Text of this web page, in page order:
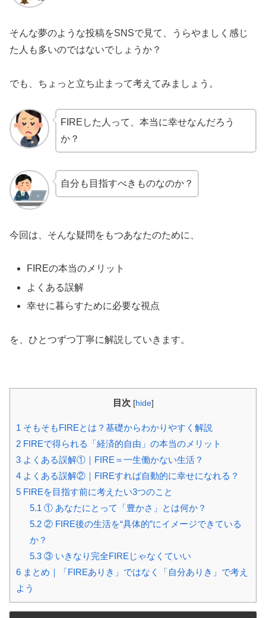
そんな夢のような投稿をSNSで見て、うらやましく感じ
た人も多いのではないでしょうか？
でも、ちょっと立ち止まって考えてみましょう。
FIREした人って、本当に幸せなんだろう
か？
自分も目指すべきものなのか？
今回は、そんな疑問をもつあなたのために、
FIREの本当のメリット
よくある誤解
幸せに暮らすために必要な視点
を、ひとつずつ丁寧に解説していきます。
目次 [hide]
1 そもそもFIREとは？基礎からわかりやすく解説
2 FIREで得られる「経済的自由」の本当のメリット
3 よくある誤解①｜FIRE＝一生働かない生活？
4 よくある誤解②｜FIREすれば自動的に幸せになれる？
5 FIREを目指す前に考えたい3つのこと
5.1 ① あなたにとって「豊かさ」とは何か？
5.2② FIRE後の生活を“具体的”にイメージできている
か？
5.3③ いきなり完全FIREじゃなくていい
6 まとめ｜「FIREありき」ではなく「自分ありき」で考え
よう